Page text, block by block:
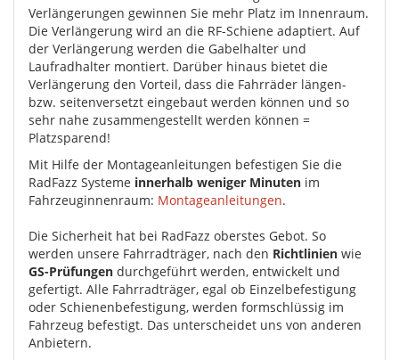
Verlängerungen gewinnen Sie mehr Platz im Innenraum.
Die Verlängerung wird an die RF-Schiene adaptiert. Auf
der Verlängerung werden die Gabelhalter und
Laufradhalter montiert. Darüber hinaus bietet die
Verlängerung den Vorteil, dass die Fahrräder längen-
bzw. seitenversetzt eingebaut werden können und so
sehr nahe zusammengestellt werden können =
Platzsparend!
Mit Hilfe der Montageanleitungen befestigen Sie die
RadFazz Systeme innerhalb weniger Minuten im
Fahrzeuginnenraum: Montageanleitungen.
Die Sicherheit hat bei RadFazz oberstes Gebot. So
werden unsere Fahrradträger, nach den Richtlinien wie
GS-Prüfungen durchgeführt werden, entwickelt und
gefertigt. Alle Fahrradträger, egal ob Einzelbefestigung
oder Schienenbefestigung, werden formschlüssig im
Fahrzeug befestigt. Das unterscheidet uns von anderen
Anbietern.